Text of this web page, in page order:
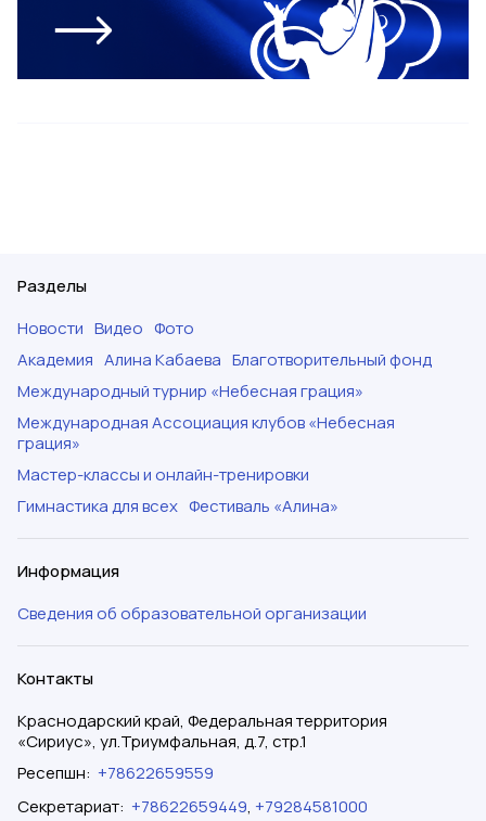
Разделы
Новости Видео Фото
Академия Алина Кабаева Благотворительный фонд
Международный турнир «Небесная грация»
Международная Ассоциация клубов «Небесная
грация»
Мастер-классы и онлайн-тренировки
Гимнастика для всех Фестиваль «Алина»
Информация
Сведения об образовательной организации
Контакты
Краснодарский край, Федеральная территория
«Сириус», ул.Триумфальная, д.7, стр.1
Ресепшн: +78622659559
Секретариат: +78622659449, +79284581000